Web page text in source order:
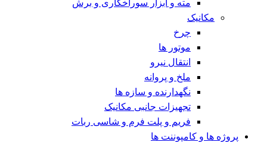
مته و ابزار سوراخکاری و برش
مکانیک
چرخ
موتور ها
انتقال نیرو
ملخ و پروانه
نگهدارنده و سازه ها
تجهیزات جانبی مکانیک
فریم و پلت فرم و شاسی ربات
پروژه ها و کامپوننت ها